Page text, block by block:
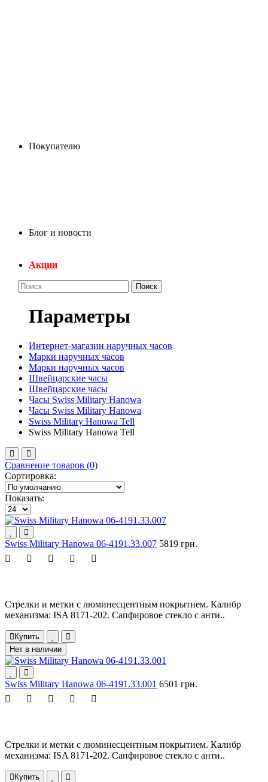
Покупателю
Блог и новости
Акции
Поиск
Параметры
Интернет-магазин наручных часов
Марки наручных часов
Марки наручных часов
Швейцарские часы
Швейцарские часы
Часы Swiss Military Hanowa
Часы Swiss Military Hanowa
Swiss Military Hanowa Tell
Swiss Military Hanowa Tell
Сравнение товаров (0)
Сортировка:
Показать:
Swiss Military Hanowa 06-4191.33.007 5819 грн.
Стрелки и метки с люминесцентным покрытием. Калибр
механизма: ISA 8171-202. Сапфировое стекло с анти..
Купить
Нет в наличии
Swiss Military Hanowa 06-4191.33.001 6501 грн.
Стрелки и метки с люминесцентным покрытием. Калибр
механизма: ISA 8171-202. Сапфировое стекло с анти..
Купить